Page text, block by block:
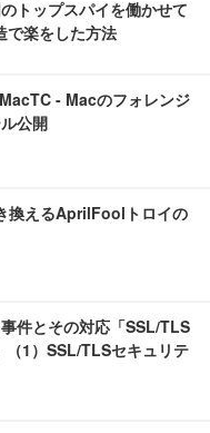
トップスパイを働かせて
で楽をした方法
- Macのフォレンジ
公開
換えるAprilFoolトロイの
件とその対応「SSL/TLS
（1）SSL/TLSセキュリテ